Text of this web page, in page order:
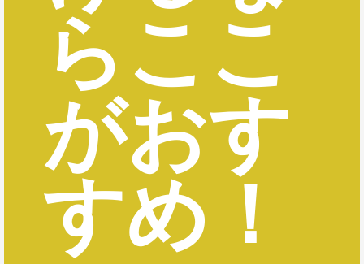
らここ
がおす
すめ！